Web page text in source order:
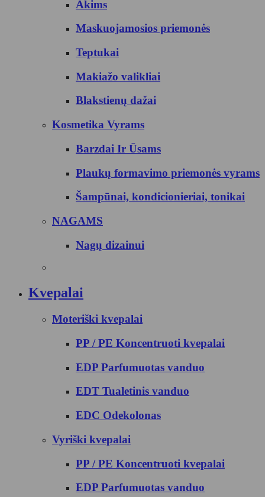
Akims
Maskuojamosios priemonės
Teptukai
Makiažo valikliai
Blakstienų dažai
Kosmetika Vyrams
Barzdai Ir Ūsams
Plaukų formavimo priemonės vyrams
Šampūnai, kondicionieriai, tonikai
NAGAMS
Nagų dizainui
Kvepalai
Moteriški kvepalai
PP / PE Koncentruoti kvepalai
EDP Parfumuotas vanduo
EDT Tualetinis vanduo
EDC Odekolonas
Vyriški kvepalai
PP / PE Koncentruoti kvepalai
EDP Parfumuotas vanduo